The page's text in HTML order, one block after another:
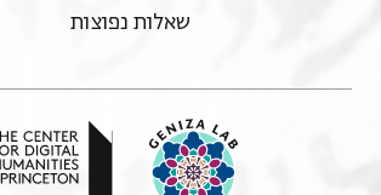
שאלות נפוצות